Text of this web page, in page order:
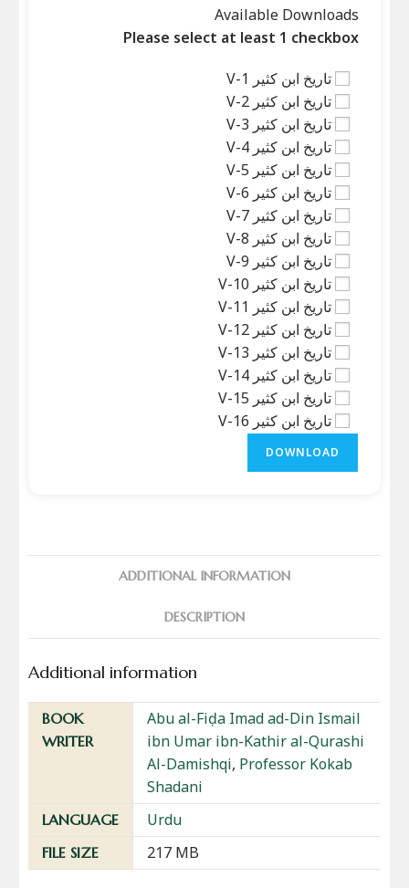
Available Downloads
Please select at least 1 checkbox
تاریخ ابن كثير V-1
تاریخ ابن كثير V-2
تاریخ ابن كثير V-3
تاریخ ابن كثير V-4
تاریخ ابن كثير V-5
تاریخ ابن كثير V-6
تاریخ ابن كثير V-7
تاریخ ابن كثير V-8
تاریخ ابن كثير V-9
تاریخ ابن كثير V-10
تاریخ ابن كثير V-11
تاریخ ابن كثير V-12
تاریخ ابن كثير V-13
تاریخ ابن كثير V-14
تاریخ ابن كثير V-15
تاریخ ابن كثير V-16
DOWNLOAD
ADDITIONAL INFORMATION
DESCRIPTION
Additional information
BOOK
WRITER
Abu al-Fiḍa Imad ad-Din Ismail
ibn Umar ibn-Kathir al-Qurashi
Al-Damishqi, Professor Kokab
Shadani
LANGUAGE Urdu
FILE SIZE 217 MB